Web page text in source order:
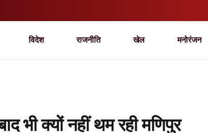
विदेश राजनीति खेल मनोरंजन
क्यों नहीं थम रही मणिपुर